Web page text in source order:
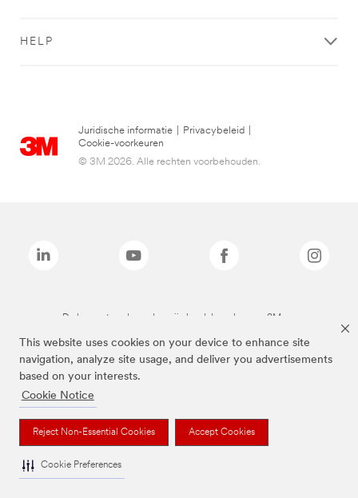
This website uses cookies on your device to enhance site
navigation, analyze site usage, and deliver you advertisements
based on your interests.
Cookie Notice
Reject Non-Essential Cookies Accept Cookies
Cookie Preferences
HELP
Juridische informatie Privacybeleid
Cookie-voorkeuren
© 3M 2026. Alle rechten voorbehouden.
De bovenstaande merken zijn handelsmerken van 3M.we